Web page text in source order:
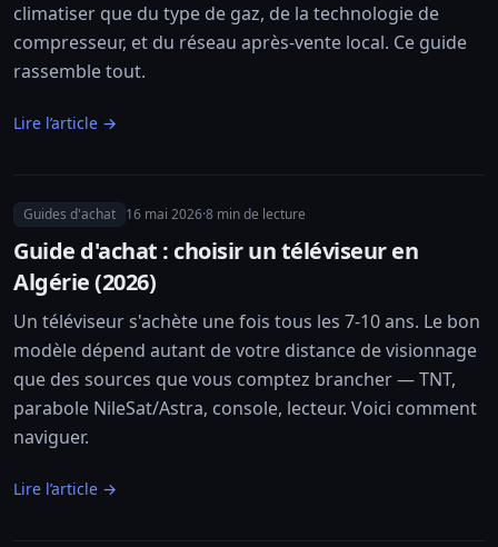
climatiser que du type de gaz, de la technologie de
compresseur, et du réseau après-vente local. Ce guide
rassemble tout.
Lire l’article →
Guides d'achat 16 mai 2026·8 min de lecture
Guide d'achat : choisir un téléviseur en
Algérie (2026)
Un téléviseur s'achète une fois tous les 7-10 ans. Le bon
modèle dépend autant de votre distance de visionnage
que des sources que vous comptez brancher — TNT,
parabole NileSat/Astra, console, lecteur. Voici comment
naviguer.
Lire l’article →